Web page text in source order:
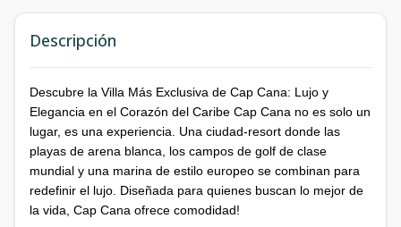
Descripción
Descubre la Villa Más Exclusiva de Cap Cana: Lujo y
Elegancia en el Corazón del Caribe Cap Cana no es solo un
lugar, es una experiencia. Una ciudad-resort donde las
playas de arena blanca, los campos de golf de clase
mundial y una marina de estilo europeo se combinan para
redefinir el lujo. Diseñada para quienes buscan lo mejor de
la vida, Cap Cana ofrece comodidad!